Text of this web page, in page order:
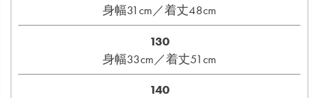
身幅31cm／着丈48cm
130
身幅33cm／着丈51cm
140